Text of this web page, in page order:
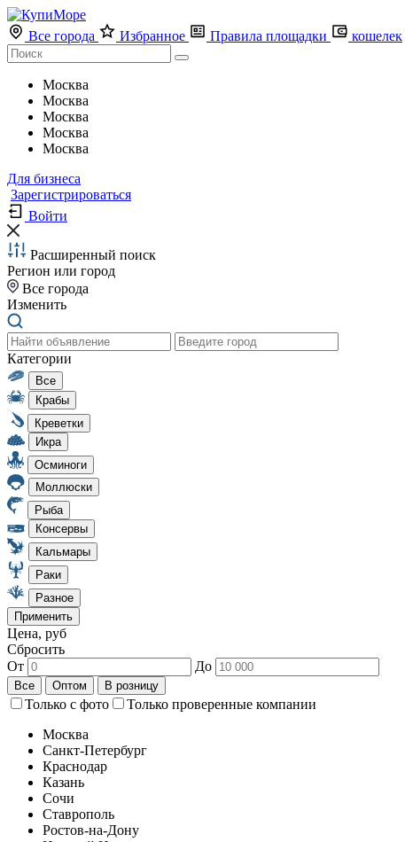
Все города Избранное Правила площадки кошелек
Москва
Москва
Москва
Москва
Москва
Для бизнеса
Зарегистрироваться
Войти
Расширенный поиск
Регион или город
Все города
Изменить
Категории
Цена, руб
Сбросить
От
До
Только с фото
Только проверенные компании
Москва
Санкт-Петербург
Краснодар
Казань
Сочи
Ставрополь
Ростов-на-Дону